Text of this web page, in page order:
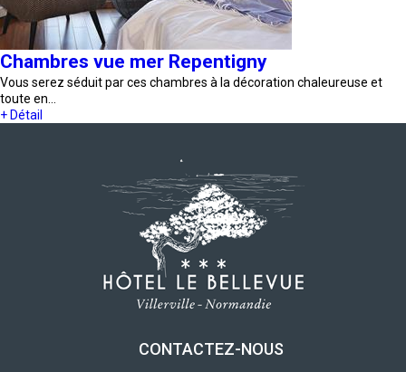
Chambres vue mer Repentigny
Vous serez séduit par ces chambres à la décoration chaleureuse et
toute en…
+ Détail
CONTACTEZ-NOUS